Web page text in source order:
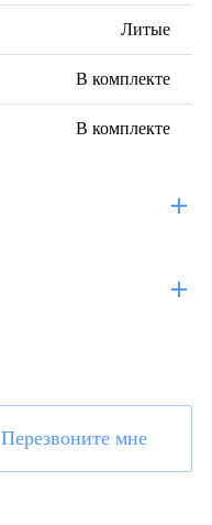
Литые
В комплекте
В комплекте
Перезвоните мне